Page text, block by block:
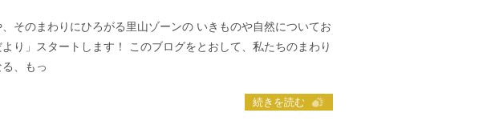
そのまわりにひろがる里山ゾーンの いきものや自然についてお
り」スタートします！ このブログをとおして、私たちのまわり
、もっ
続きを読む